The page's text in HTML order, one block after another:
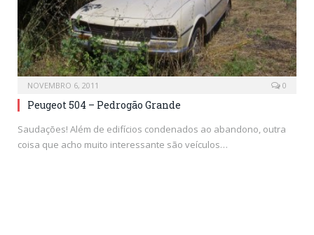
NOVEMBRO 6, 2011 0
Peugeot 504 – Pedrogão Grande
Saudações! Além de edifícios condenados ao abandono, outra
coisa que acho muito interessante são veículos…